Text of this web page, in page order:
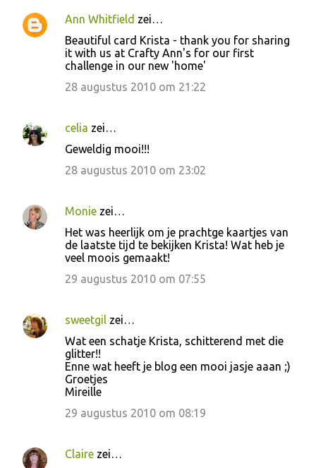
Ann Whitfield zei…
Beautiful card Krista - thank you for sharing
it with us at Crafty Ann's for our first
challenge in our new 'home'
28 augustus 2010 om 21:22
celia zei…
Geweldig mooi!!!
28 augustus 2010 om 23:02
Monie zei…
Het was heerlijk om je prachtge kaartjes van
de laatste tijd te bekijken Krista! Wat heb je
veel moois gemaakt!
29 augustus 2010 om 07:55
sweetgil zei…
Wat een schatje Krista, schitterend met die
glitter!!
Enne wat heeft je blog een mooi jasje aaan ;)
Groetjes
Mireille
29 augustus 2010 om 08:19
Claire zei…